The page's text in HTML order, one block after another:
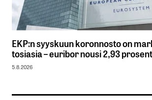
EKP:n syyskuun koronnosto on
tosiasia – euribor nousi 2,93
5.8.2026